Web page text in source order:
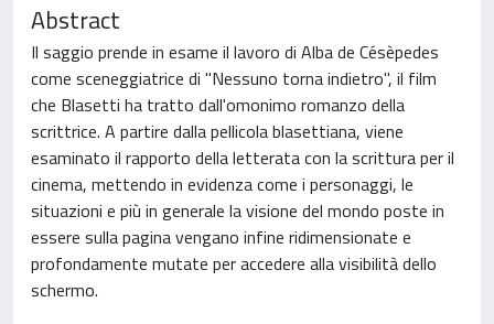
Abstract
Il saggio prende in esame il lavoro di Alba de Césèpedes
come sceneggiatrice di "Nessuno torna indietro", il film
che Blasetti ha tratto dall'omonimo romanzo della
scrittrice. A partire dalla pellicola blasettiana, viene
esaminato il rapporto della letterata con la scrittura per il
cinema, mettendo in evidenza come i personaggi, le
situazioni e più in generale la visione del mondo poste in
essere sulla pagina vengano infine ridimensionate e
profondamente mutate per accedere alla visibilità dello
schermo.